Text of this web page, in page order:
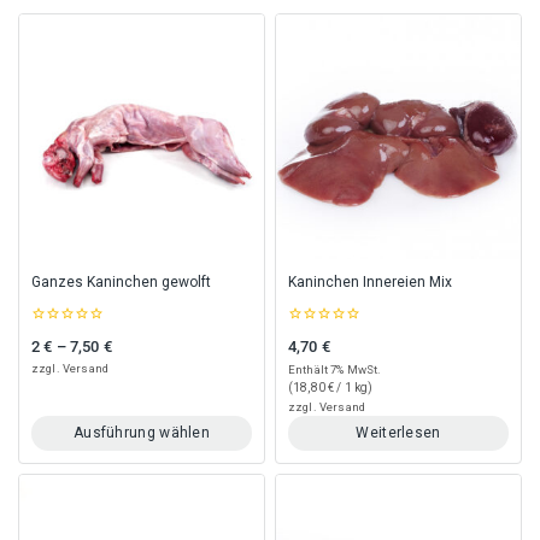
Ganzes Kaninchen gewolft
out
of
2€ – 7,50 €Preisspanne: 2 € bis 7,50 €
zzgl. Versand
Ausführung wählen
Dieses
Kaninchen Innereien Mix
out
of
5
4,70 €
Enthält 7% MwSt.
(18,80€/ 1 kg)
zzgl. Versand
Weiterlesen